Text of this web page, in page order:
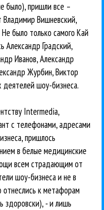
было), пришли все –
Владимир Вишневский,
было только самого Кай
Александр Градский,
Иванов, Александр
Журбин, Виктор
деятелей шоу-бизнеса.
Intermedia,
с телефонами, адресами
пришлось
в белые медицинские
всем страдающим от
шоу-бизнеса и не в
отнеслись к метафорам
здоровски), - и лишь